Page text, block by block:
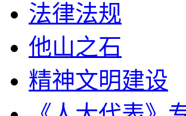
法律法规
他山之石
精神文明建设